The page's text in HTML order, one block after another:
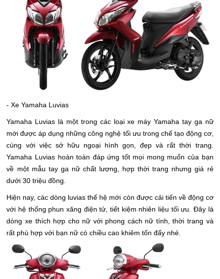
- Xe Yamaha Luvias
Yamaha Luvias là một trong các loại xe máy Yamaha tay ga nữ
mới được áp dụng những công nghệ tối ưu trong chế tạo động cơ,
cùng với việc sở hữu ngoại hình gọn, đẹp và rất thời trang.
Yamaha Luvias hoàn toàn đáp ứng tốt mọi mong muốn của bạn
về một mẫu tay ga nữ chất lượng, hợp thời trang nhưng giá rẻ
dưới 30 triệu đồng.
Hiện nay, các dòng luvias thế hệ mới còn được cải tiến về động cơ
với hệ thống phun xăng điện tử, tiết kiệm nhiên liệu tối ưu. Đây là
dòng xe thích hợp cho nữ với phong cách nữ tính, thời trang và
rất phù hợp với bạn nữ có chiều cao khiêm tốn đấy nhé.